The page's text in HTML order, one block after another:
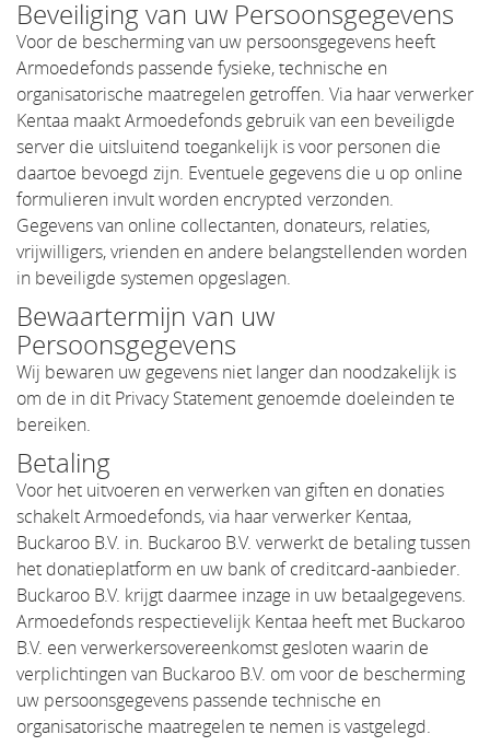
Beveiliging van uw Persoonsgegevens
Voor de bescherming van uw persoonsgegevens heeft
Armoedefonds passende fysieke, technische en
organisatorische maatregelen getroffen. Via haar verwerker
Kentaa maakt Armoedefonds gebruik van een beveiligde
server die uitsluitend toegankelijk is voor personen die
daartoe bevoegd zijn. Eventuele gegevens die u op online
formulieren invult worden encrypted verzonden.
Gegevens van online collectanten, donateurs, relaties,
vrijwilligers, vrienden en andere belangstellenden worden
in beveiligde systemen opgeslagen.
Bewaartermijn van uw
Persoonsgegevens
Wij bewaren uw gegevens niet langer dan noodzakelijk is
om de in dit Privacy Statement genoemde doeleinden te
bereiken.
Betaling
Voor het uitvoeren en verwerken van giften en donaties
schakelt Armoedefonds, via haar verwerker Kentaa,
Buckaroo B.V. in. Buckaroo B.V. verwerkt de betaling tussen
het donatieplatform en uw bank of creditcard-aanbieder.
Buckaroo B.V. krijgt daarmee inzage in uw betaalgegevens.
Armoedefonds respectievelijk Kentaa heeft met Buckaroo
B.V. een verwerkersovereenkomst gesloten waarin de
verplichtingen van Buckaroo B.V. om voor de bescherming
uw persoonsgegevens passende technische en
organisatorische maatregelen te nemen is vastgelegd.